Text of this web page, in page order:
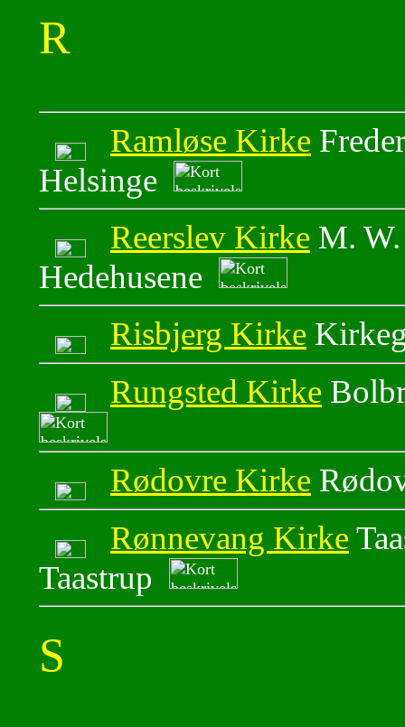
R
Ramløse Kirke
Helsinge
Reerslev Kirke M.
Hedehusene
Risbjerg Kirke
Rungsted Kirke
Rødovre Kirke
Rønnevang Kirke
Taastrup
S